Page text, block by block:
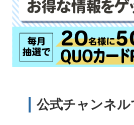
公式チャンネル